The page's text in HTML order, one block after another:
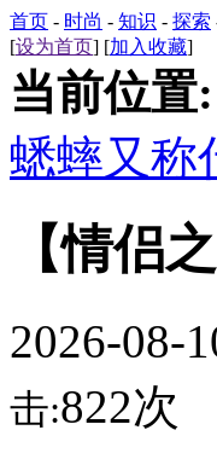
首页 - 时尚 - 知识 - 探索
[设为首页] [加入收藏]
当前位置:
蟋蟀又称
【情侣
2026-08-
击:822次